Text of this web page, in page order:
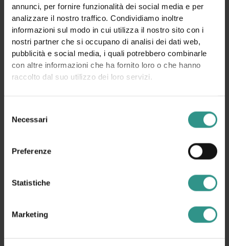
annunci, per fornire funzionalità dei social media e per
analizzare il nostro traffico. Condividiamo inoltre
informazioni sul modo in cui utilizza il nostro sito con i
nostri partner che si occupano di analisi dei dati web,
pubblicità e social media, i quali potrebbero combinarle
con altre informazioni che ha fornito loro o che hanno
raccolto dal suo utilizzo dei loro servizi.
delNecessari
Preferenze
Statistiche
Marketing